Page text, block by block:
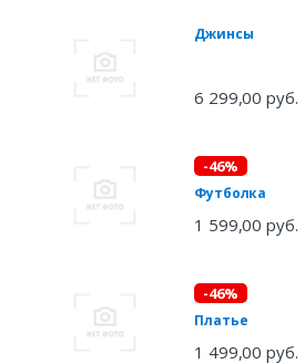
Джинсы
6 299,00 руб.
-46%
Футболка
1 599,00 руб.
-46%
Платье
1 499,00 руб.